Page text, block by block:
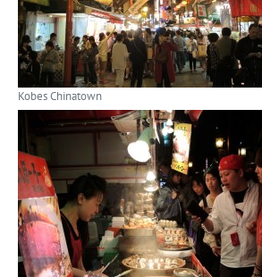
Kobes Chinatown